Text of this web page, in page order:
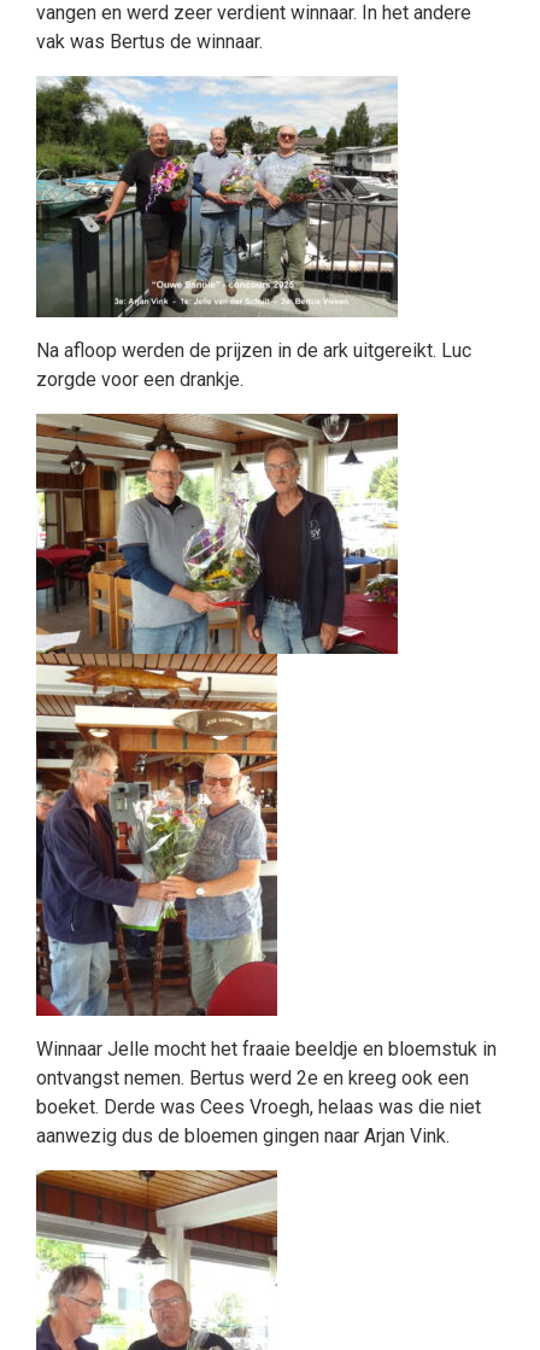
vangen en werd zeer verdient winnaar. In het andere
vak was Bertus de winnaar.
Na afloop werden de prijzen in de ark uitgereikt. Luc
zorgde voor een drankje.
Winnaar Jelle mocht het fraaie beeldje en bloemstuk in
ontvangst nemen. Bertus werd 2e en kreeg ook een
boeket. Derde was Cees Vroegh, helaas was die niet
aanwezig dus de bloemen gingen naar Arjan Vink.